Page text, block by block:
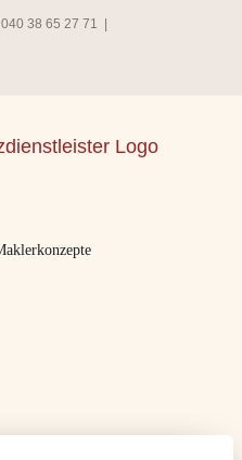
040 38 65 27 71